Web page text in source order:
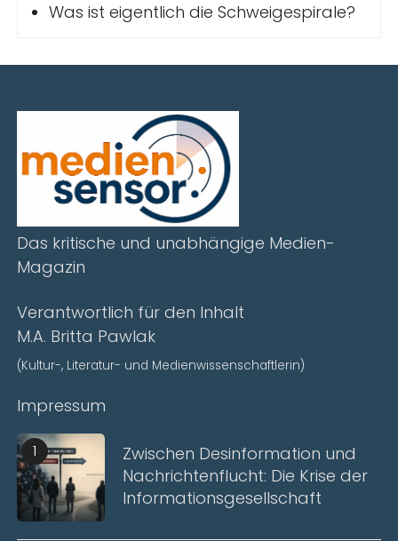
Was ist eigentlich die Schweigespirale?
Das kritische und unabhängige Medien-
Magazin
Verantwortlich für den Inhalt
M.A. Britta Pawlak
(Kultur-, Literatur- und Medienwissenschaftlerin)
Impressum
1
Zwischen Desinformation und
Nachrichtenflucht: Die Krise der
Informationsgesellschaft